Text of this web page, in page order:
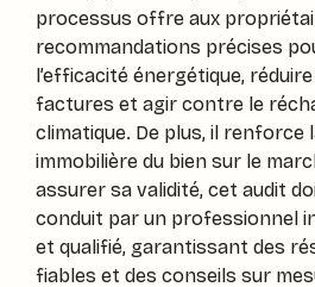
processus offre aux
recommandations précises
l’efficacité énergétique,
factures et agir contre le
climatique. De plus, il renforce
immobilière du bien sur le
assurer sa validité, cet audit
conduit par un professionnel
et qualifié, garantissant des
fiables et des conseils sur